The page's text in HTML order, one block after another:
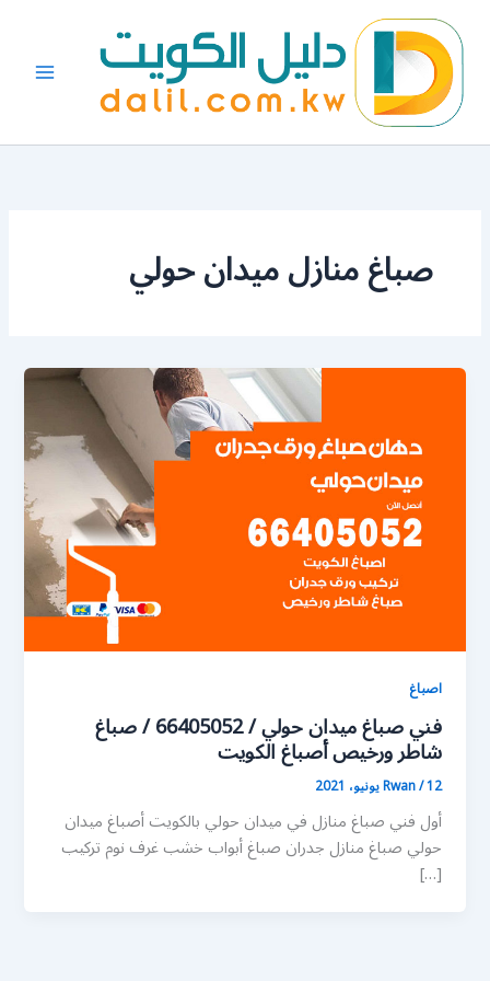
المحتوى
صباغ منازل ميدان حولي
اصباغ
فني صباغ ميدان حولي / 66405052 / صباغ
شاطر ورخيص أصباغ الكويت
Rwan/12 يونيو، 2021
أول فني صباغ منازل في ميدان حولي بالكويت أصباغ ميدان
حولي صباغ منازل جدران صباغ أبواب خشب غرف نوم تركيب
[…]